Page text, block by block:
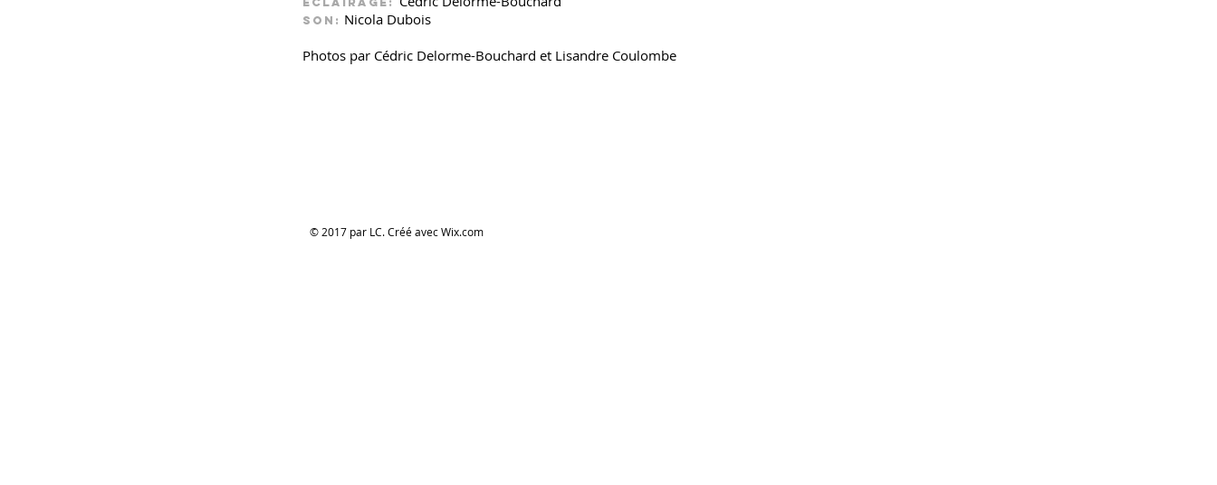
Son: Nicola Dubois
Photos par Cédric Delorme-Bouchard et Lisandre Coulombe
© 2017 par LC. Créé avecWix.com